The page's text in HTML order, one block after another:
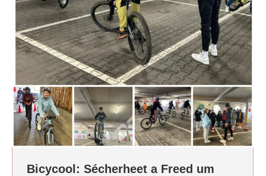
Bicycool: Sécherheet a Freed um